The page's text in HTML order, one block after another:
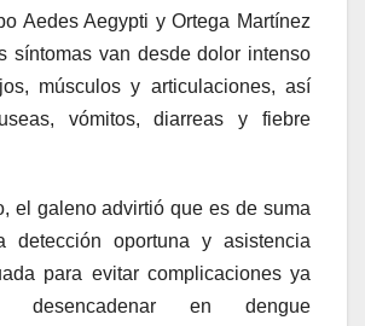
Aedes Aegypti y Ortega Martínez
síntomas van desde dolor intenso
músculos y articulaciones, así
vómitos, diarreas y fiebre
el galeno advirtió que es de suma
detección oportuna y asistencia
para evitar complicaciones ya
desencadenar en dengue